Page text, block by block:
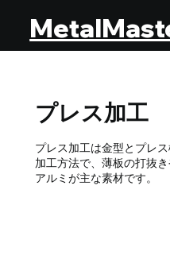
プレス加工
プレス加工は金型とプレ
加工方法で、薄板の打抜
アルミが主な素材です。